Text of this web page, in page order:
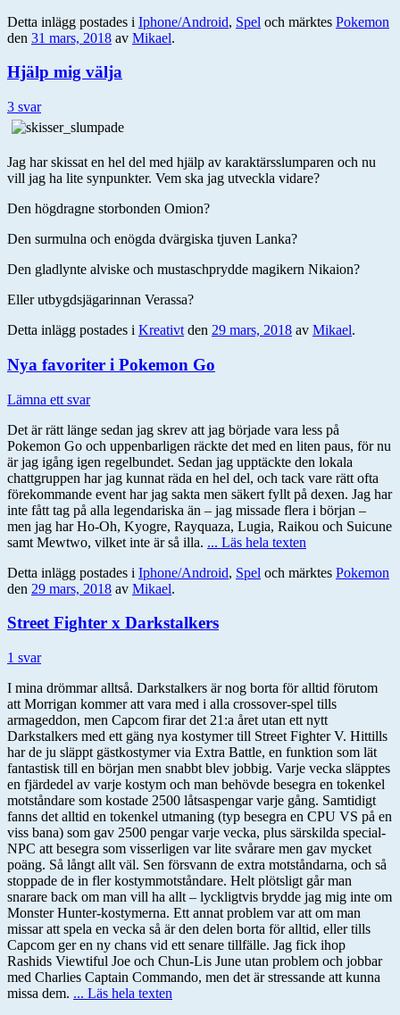
Detta inlägg postades i Iphone/Android, Spel och märktes Pokemon
den 31 mars, 2018 av Mikael.
Hjälp mig välja
3 svar
Jag har skissat en hel del med hjälp av karaktärsslumparen och nu
vill jag ha lite synpunkter. Vem ska jag utveckla vidare?
Den högdragne storbonden Omion?
Den surmulna och enögda dvärgiska tjuven Lanka?
Den gladlynte alviske och mustaschprydde magikern Nikaion?
Eller utbygdsjägarinnan Verassa?
Detta inlägg postades i Kreativt den 29 mars, 2018 av Mikael.
Nya favoriter i Pokemon Go
Lämna ett svar
Det är rätt länge sedan jag skrev att jag började vara less på
Pokemon Go och uppenbarligen räckte det med en liten paus, för nu
är jag igång igen regelbundet. Sedan jag upptäckte den lokala
chattgruppen har jag kunnat räda en hel del, och tack vare rätt ofta
förekommande event har jag sakta men säkert fyllt på dexen. Jag har
inte fått tag på alla legendariska än – jag missade flera i början –
men jag har Ho-Oh, Kyogre, Rayquaza, Lugia, Raikou och Suicune
samt Mewtwo, vilket inte är så illa. ... Läs hela texten
Detta inlägg postades i Iphone/Android, Spel och märktes Pokemon
den 29 mars, 2018 av Mikael.
Street Fighter x Darkstalkers
1 svar
I mina drömmar alltså. Darkstalkers är nog borta för alltid förutom
att Morrigan kommer att vara med i alla crossover-spel tills
armageddon, men Capcom firar det 21:a året utan ett nytt
Darkstalkers med ett gäng nya kostymer till Street Fighter V. Hittills
har de ju släppt gästkostymer via Extra Battle, en funktion som lät
fantastisk till en början men snabbt blev jobbig. Varje vecka släpptes
en fjärdedel av varje kostym och man behövde besegra en tokenkel
motståndare som kostade 2500 låtsaspengar varje gång. Samtidigt
fanns det alltid en tokenkel utmaning (typ besegra en CPU VS på en
viss bana) som gav 2500 pengar varje vecka, plus särskilda special-
NPC att besegra som visserligen var lite svårare men gav mycket
poäng. Så långt allt väl. Sen försvann de extra motståndarna, och så
stoppade de in fler kostymmotståndare. Helt plötsligt går man
snarare back om man vill ha allt – lyckligtvis brydde jag mig inte om
Monster Hunter-kostymerna. Ett annat problem var att om man
missar att spela en vecka så är den delen borta för alltid, eller tills
Capcom ger en ny chans vid ett senare tillfälle. Jag fick ihop
Rashids Viewtiful Joe och Chun-Lis June utan problem och jobbar
med Charlies Captain Commando, men det är stressande att kunna
missa dem. ... Läs hela texten